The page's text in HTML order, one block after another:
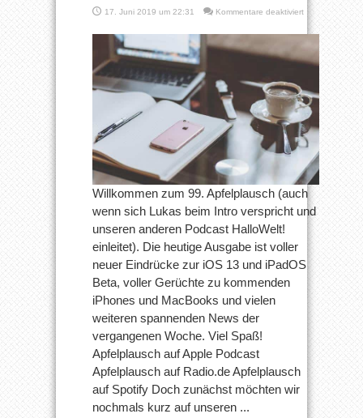
17. Juni 2019 um 22:31 Kommentare deaktiviertfür
iPadOS
Gesten
Dateien
|
iPhone
11+12
Gerüchte
| Neue
MacBooks
noch
2019
Willkommen zum 99. Apfelplausch (auch
wenn sich Lukas beim Intro verspricht und
unseren anderen Podcast HalloWelt!
einleitet). Die heutige Ausgabe ist voller
neuer Eindrücke zur iOS 13 und iPadOS
Beta, voller Gerüchte zu kommenden
iPhones und MacBooks und vielen
weiteren spannenden News der
vergangenen Woche. Viel Spaß!
Apfelplausch auf Apple Podcast
Apfelplausch auf Radio.de Apfelplausch
auf Spotify Doch zunächst möchten wir
nochmals kurz auf unseren ...